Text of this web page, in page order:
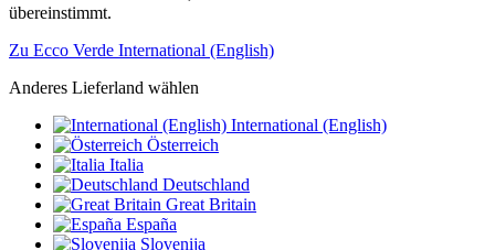
übereinstimmt.
Zu Ecco Verde International (English)
Anderes Lieferland wählen
International (English)
Österreich
Italia
Deutschland
Great Britain
España
Slovenija